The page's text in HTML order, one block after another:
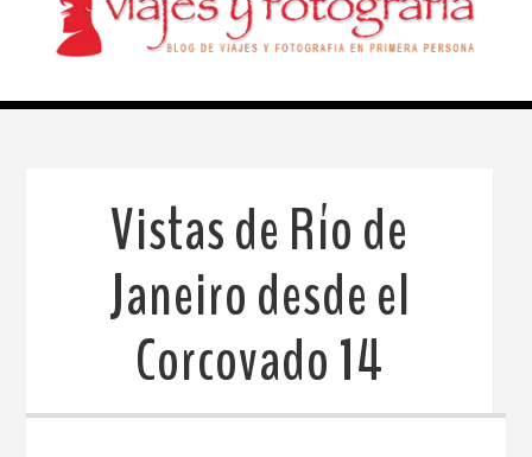
Vistas de Río de
Janeiro desde el
Corcovado 14